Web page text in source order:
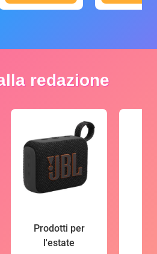
redazione
Prodotti per
l'estate